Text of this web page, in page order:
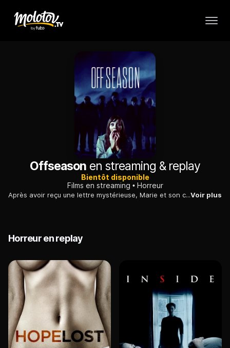
Offseason en streaming & replay
Bientôt disponible
Films en streaming
Horreur
Après avoir reçu une lettre mystérieuse, Marie et son compagnon se rendent sur une île. Dès leur arrivée en ce lieu associé à de sombres légendes, la peur rôde.Voir plus
Horreur en replay